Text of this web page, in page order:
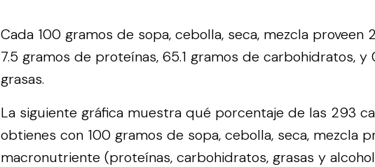
Cada 100 gramos de sopa, cebolla, seca, mezcla proveen
7.5 gramos de proteínas, 65.1 gramos de carbohidratos, y
grasas.
La siguiente gráfica muestra qué porcentaje de las 293
obtienes con 100 gramos de sopa, cebolla, seca, mezcla
macronutriente (proteínas, carbohidratos, grasas y